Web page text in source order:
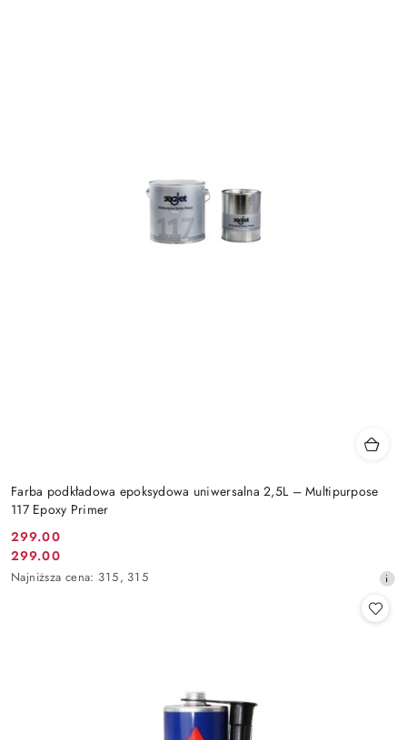
Farba podkładowa epoksydowa uniwersalna 2,5L – Multipurpose
117 Epoxy Primer
Cena
promocyjna:
299.00
Cena
promocyjna:
299.00
Najniższa
Najniższa cena: 315, 315